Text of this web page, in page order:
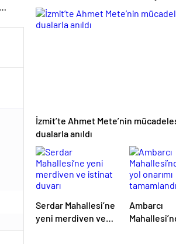
Yazılım Evi’nde
eğitimler başladı
açılıyor
İzmit’te Ahmet Mete’nin
dualarla anıldı
Serdar Mahallesi’ne
yeni merdiven ve
Ambarcı